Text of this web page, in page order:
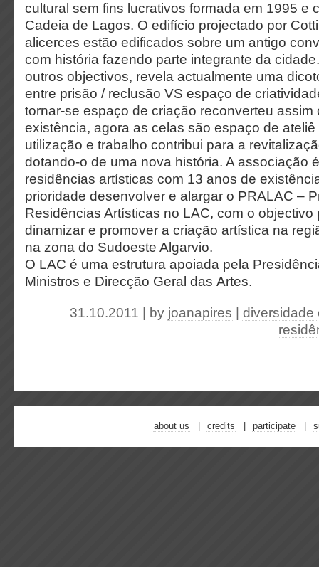
cultural sem fins lucrativos formada em 1995 e
Cadeia de Lagos. O edifício projectado por
alicerces estão edificados sobre um antigo
com história fazendo parte integrante da
outros objectivos, revela actualmente uma
entre prisão / reclusão VS espaço de
tornar-se espaço de criação reconverteu assim
existência, agora as celas são espaço de
utilização e trabalho contribui para a
dotando-o de uma nova história. A associação
residências artísticas com 13 anos de
prioridade desenvolver e alargar o PRALAC –
Residências Artísticas no LAC, com o objectivo
dinamizar e promover a criação artística na
na zona do Sudoeste Algarvio.
O LAC é uma estrutura apoiada pela
Ministros e Direcção Geral das Artes.
31.10.2011 | by joanapires
diversidade
about us credits participate